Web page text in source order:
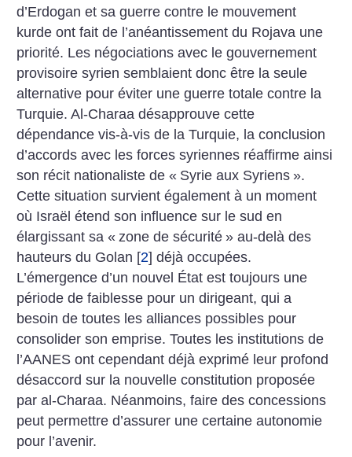
d’Erdogan et sa guerre contre le mouvement
kurde ont fait de l’anéantissement du Rojava une
priorité. Les négociations avec le gouvernement
provisoire syrien semblaient donc être la seule
alternative pour éviter une guerre totale contre la
Turquie. Al-Charaa désapprouve cette
dépendance vis-à-vis de la Turquie, la conclusion
d’accords avec les forces syriennes réaffirme ainsi
son récit nationaliste de « Syrie aux Syriens ».
Cette situation survient également à un moment
où Israël étend son influence sur le sud en
élargissant sa « zone de sécurité » au-delà des
hauteurs du Golan [2] déjà occupées.
L’émergence d’un nouvel État est toujours une
période de faiblesse pour un dirigeant, qui a
besoin de toutes les alliances possibles pour
consolider son emprise. Toutes les institutions de
l’AANES ont cependant déjà exprimé leur profond
désaccord sur la nouvelle constitution proposée
par al-Charaa. Néanmoins, faire des concessions
peut permettre d’assurer une certaine autonomie
pour l’avenir.